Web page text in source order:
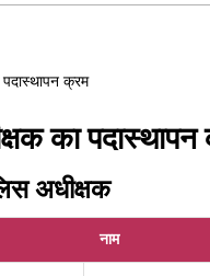
क्रम
का
अधीक्षक
नाम